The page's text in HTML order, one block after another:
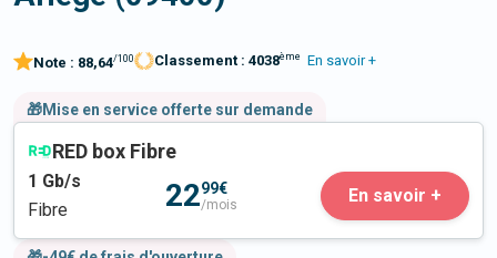
Note : 88,64/100 Classement : 4038ème En savoir +
🎁Mise en service offerte sur demande
RED box Fibre
1 Gb/s
Fibre
2299€
/mois En savoir +